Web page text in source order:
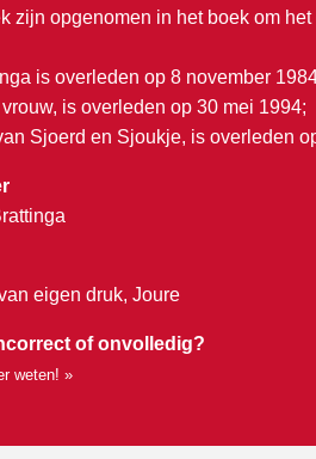
zijn opgenomen in het boek om
is overleden op 8 november
is overleden op 30 mei 1994;
Sjoerd en Sjoukje, is overleden
eigen druk, Joure
of onvolledig?
weten! »